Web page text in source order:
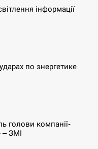
інформації
по энергетике
голови компанії-
– ЗМІ